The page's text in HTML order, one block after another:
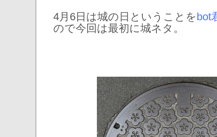
4月6日は城の日ということを bot
ので今回は最初に城ネタ。